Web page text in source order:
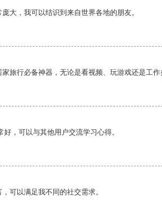
大，我可以结识到来自世界各地的朋友。
旅行必备神器，无论是看视频、玩游戏还是工
，可以与其他用户交流学习心得。
可以满足我不同的社交需求。